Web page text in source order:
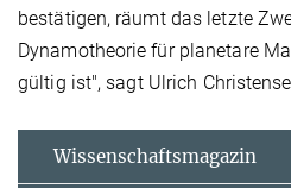
bestätigen, räumt das letzte
Dynamotheorie für planetare
gültig ist", sagt Ulrich
Wissenschaftsmagazin